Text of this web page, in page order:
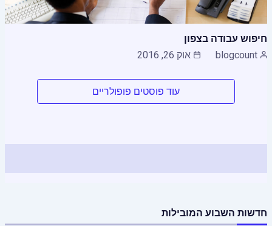
חיפוש עבודה בצפון
blogcount
אוק 26, 2016
עוד פוסטים פופולריים
חדשות השבוע המובילות